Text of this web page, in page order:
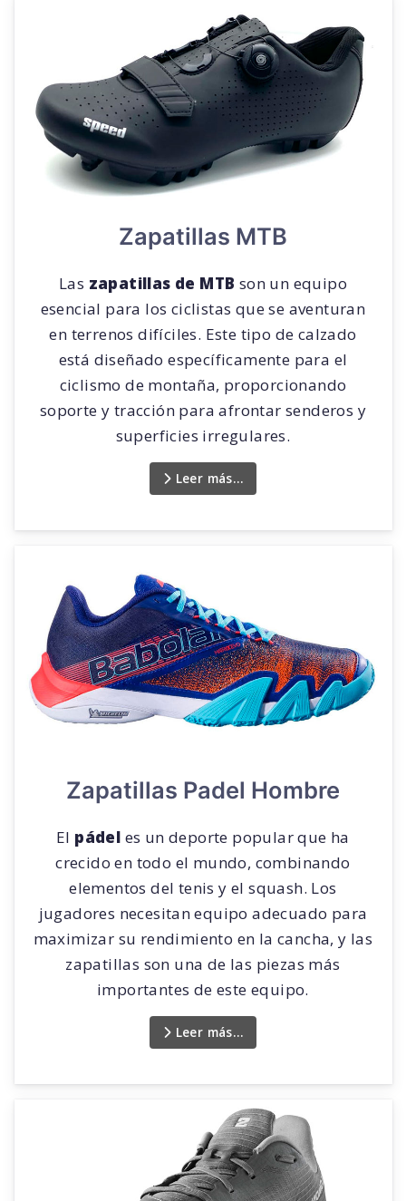
Zapatillas MTB
Las zapatillas de MTB son un equipo
esencial para los ciclistas que se aventuran
en terrenos difíciles. Este tipo de calzado
está diseñado específicamente para el
ciclismo de montaña, proporcionando
soporte y tracción para afrontar senderos y
superficies irregulares.
Leer más…
Zapatillas Padel Hombre
El pádel es un deporte popular que ha
crecido en todo el mundo, combinando
elementos del tenis y el squash. Los
jugadores necesitan equipo adecuado para
maximizar su rendimiento en la cancha, y las
zapatillas son una de las piezas más
importantes de este equipo.
Leer más…